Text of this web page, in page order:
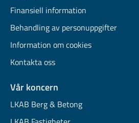
Finansiell information
Behandling av personuppgifter
Information om cookies
Kontakta oss
Vår koncern
LKAB Berg & Betong